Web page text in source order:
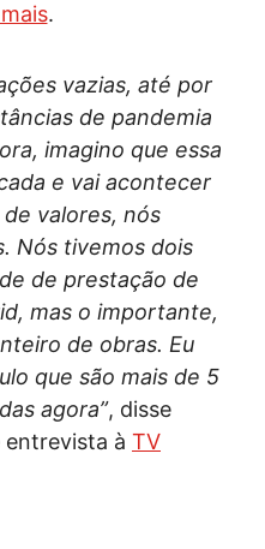
.
vazias, até por
de pandemia
imagino que essa
e vai acontecer
valores, nós
Nós tivemos dois
de prestação de
mas o importante,
de obras. Eu
que são mais de 5
agora”, disse
entrevista à TV